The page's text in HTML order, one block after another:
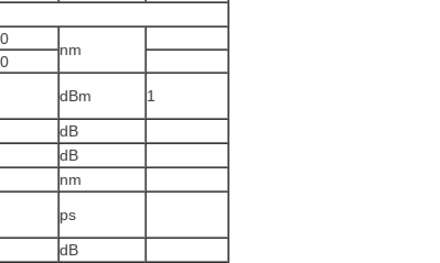
nm
dBm
1
dB
dB
nm
ps
dB